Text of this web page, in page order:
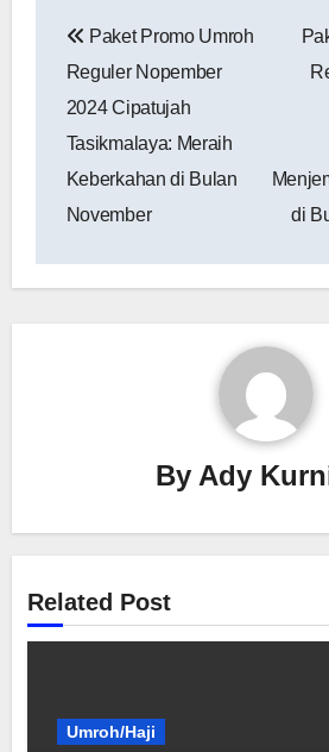
pos
Paket Promo Umroh
Reguler Nopember
2024 Cipatujah
Tasikmalaya: Meraih
Keberkahan di Bulan
November
di
By Ady
Related Post
Umroh/Haji